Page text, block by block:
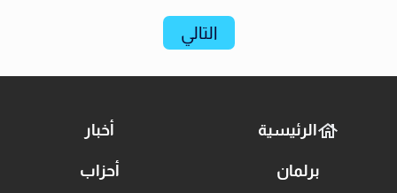
التالي
الرئيسية أخبار
برلمان أحزاب